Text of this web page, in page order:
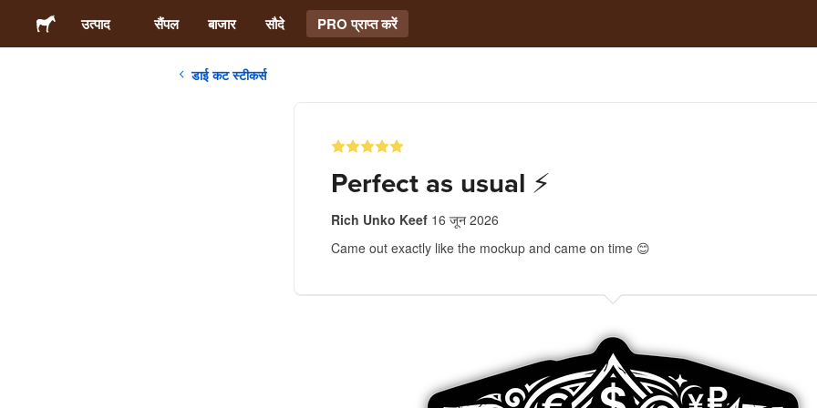
उत्पाद सैंपल बाजार सौदे PRO प्राप्त करें
डाई कट स्टीकर्स
Perfect as usual ⚡️
Rich Unko Keef 16 जून 2026
Came out exactly like the mockup and came on time 😊